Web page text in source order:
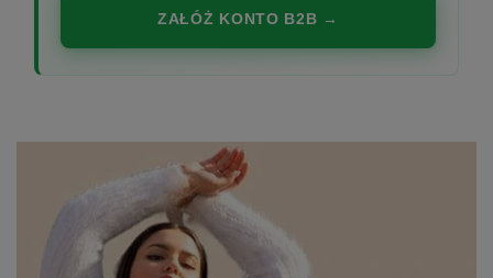
ZAŁÓŻ KONTO B2B →